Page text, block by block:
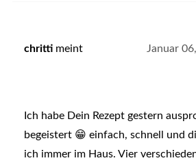
chritti meint Januar
Ich habe Dein Rezept gestern
begeistert 😁 einfach, schnell und
ich immer im Haus. Vier